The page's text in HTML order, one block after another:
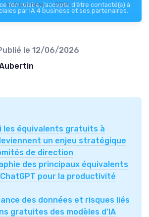
IA 4 business — 2026
formulaire, j’accepte d’être contacté(e) à
par IA 4 business et ses partenaires.
le 12/06/2026
les équivalents gratuits à
un enjeu stratégique
de direction
des principaux équivalents
pour la productivité
des données et risques liés
gratuites des modèles d’IA